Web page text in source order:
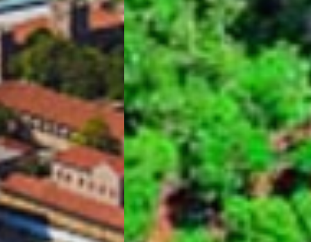
تور سوباتان
تور چابهار
تور مرداب هسل
تور کاشان
تور اصفهان
تور ترکمن صحرا
تور آفرود